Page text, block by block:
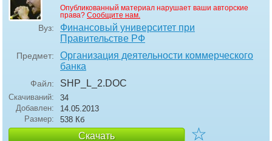
Опубликованный материал нарушает ваши авторские
права? Сообщите нам.
Вуз:
Финансовый университет при
Правительстве РФ
Предмет:
Организация деятельности коммерческого
банка
Файл: SHP_L_2.DOC
Скачиваний:
34
Добавлен:
14.05.2013
Размер:
538 Кб
Скачать ☆